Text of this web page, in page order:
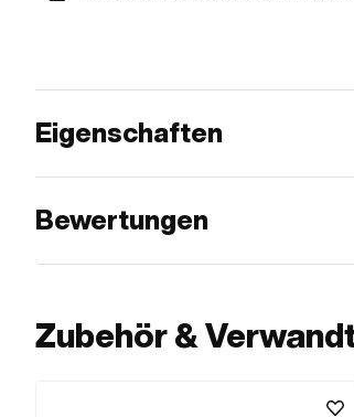
Eigenschaften
Bewertungen
Zubehör &